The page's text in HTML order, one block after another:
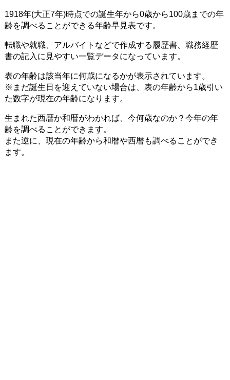
1918年(大正7年)時点での誕生年から0歳から100歳までの年
齢を調べることができる年齢早見表です。
転職や就職、アルバイトなどで作成する履歴書、職務経歴
書の記入に見やすい一覧データになっています。
表の年齢は該当年に何歳になるかが表示されています。
※まだ誕生日を迎えていない場合は、表の年齢から1歳引い
た数字が現在の年齢になります。
生まれた西暦か和暦がわかれば、今何歳なのか？今年の年
齢を調べることができます。
また逆に、現在の年齢から和暦や西暦も調べることができ
ます。